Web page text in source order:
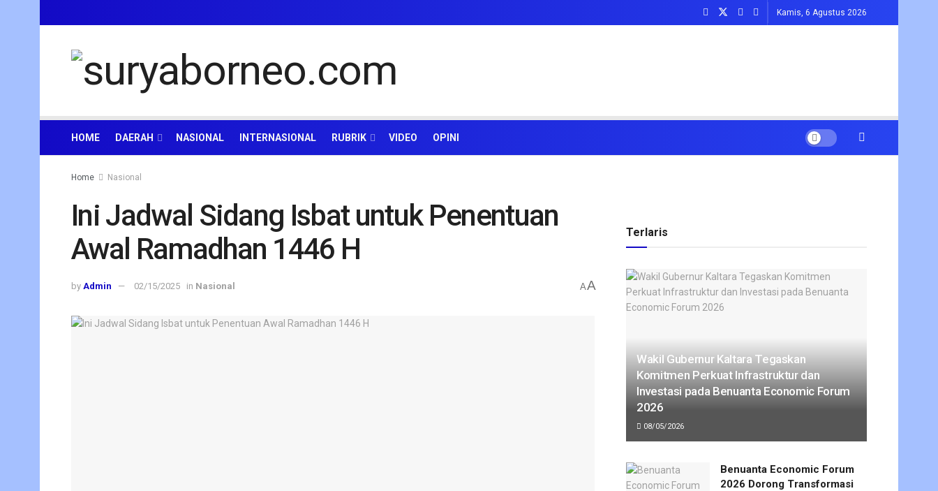
Kamis, 6 Agustus 2026
HOME DAERAH NASIONAL INTERNASIONAL RUBRIK VIDEO OPINI
Home Nasional
Ini Jadwal Sidang Isbat untuk Penentuan
Awal Ramadhan 1446 H
by Admin 02/15/2025 in Nasional AA
Terlaris
Wakil Gubernur Kaltara Tegaskan
Komitmen Perkuat Infrastruktur dan
Investasi pada Benuanta Economic Forum
2026
08/05/2026
Benuanta Economic Forum
2026 Dorong Transformasi